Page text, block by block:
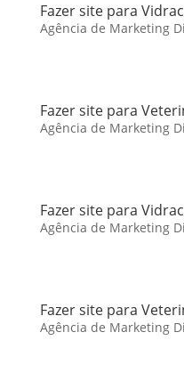
Fazer site para
Agência de Marketing
Fazer site para
Agência de Marketing
Fazer site para
Agência de Marketing
Fazer site para
Agência de Marketing